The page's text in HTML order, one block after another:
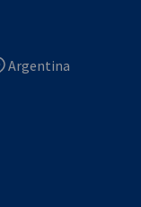
Argentina